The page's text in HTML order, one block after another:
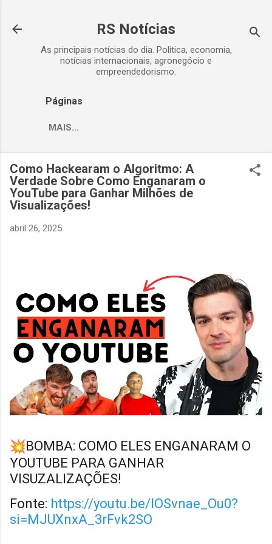
RS Notícias
As principais notícias do dia. Política, economia,
notícias internacionais, agronegócio e
empreendedorismo.
Páginas
MAIS…
Como Hackearam o Algoritmo: A
Verdade Sobre Como Enganaram o
YouTube para Ganhar Milhões de
Visualizações!
abril 26, 2025
BOMBA: COMO ELES ENGANARAM O
YOUTUBE PARA GANHAR
VISUZALIZAÇÕES!
Fonte: https://youtu.be/lOSvnae_Ou0?
si=MJUXnxA_3rFvk2SO